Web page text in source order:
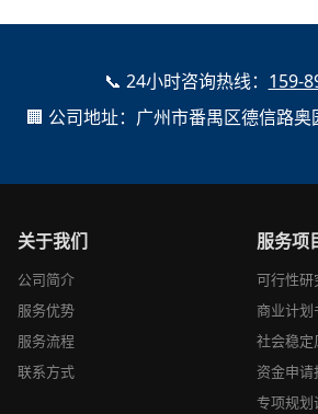
📞 24小时咨询热线： 159-
🏢 公司地址：广州市番禺区德信路
关于我们
公司简介
服务优势
服务流程
联系方式
服务项
可行性研
商业计划
社会稳定
资金申请
专项规划